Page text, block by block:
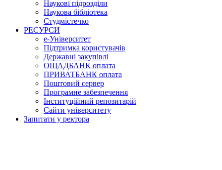
Наукові підрозділи
Наукова бібліотека
Студмістечко
РЕСУРСИ
е-Університет
Підтримка користувачів
Державні закупівлі
ОЩАДБАНК оплата
ПРИВАТБАНК оплата
Поштовий сервер
Програмне забезпечення
Інституційний репозитарій
Сайти університету
Запитати у ректора